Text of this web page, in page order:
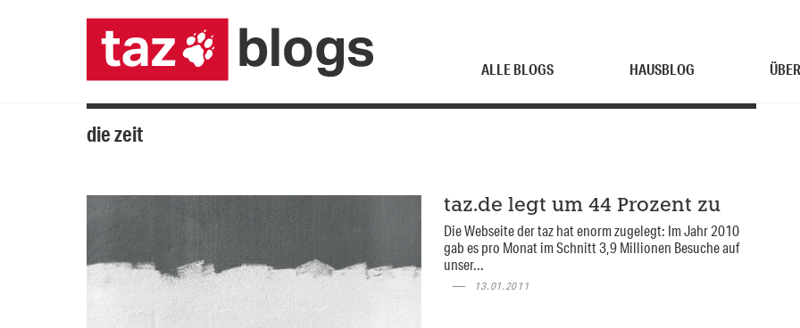
ALLE BLOGS HAUSBLOG
die zeit
taz.de legt um 44 Prozent zu
Die Webseite der taz hat enorm zugelegt: Im Jahr 2010
gab es pro Monat im Schnitt 3,9 Millionen Besuche auf
unser...
13.01.2011